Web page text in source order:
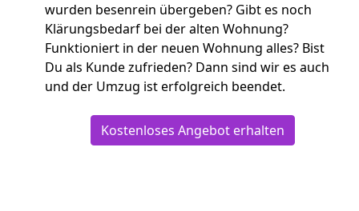
wurden besenrein übergeben? Gibt es noch
Klärungsbedarf bei der alten Wohnung?
Funktioniert in der neuen Wohnung alles? Bist
Du als Kunde zufrieden? Dann sind wir es auch
und der Umzug ist erfolgreich beendet.
Kostenloses Angebot erhalten